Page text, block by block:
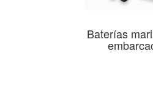
Baterías